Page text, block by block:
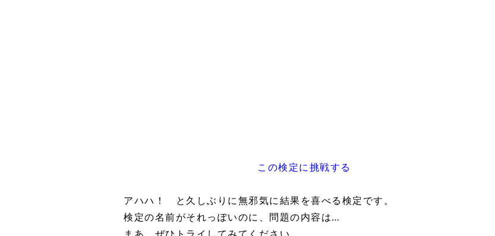
この検定に挑戦する
アハハ！ と久しぶりに無邪気に結果を喜べる検定です。
検定の名前がそれっぽいのに、問題の内容は…
まあ、ぜひトライしてみてください。